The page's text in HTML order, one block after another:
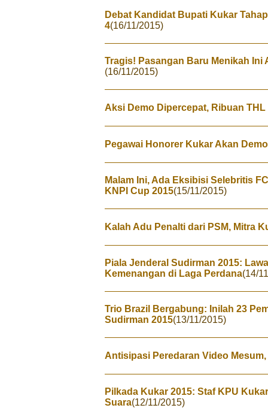
Debat Kandidat Bupati Kukar
4(16/11/2015)
Tragis! Pasangan Baru Menikah Ini
(16/11/2015)
Aksi Demo Dipercepat, Ribuan
Pegawai Honorer Kukar Akan
Malam Ini, Ada Eksibisi Selebritis
KNPI Cup 2015(15/11/2015)
Kalah Adu Penalti dari PSM, Mitra
Piala Jenderal Sudirman 2015:
Kemenangan di Laga Perdana(14/
Trio Brazil Bergabung: Inilah 23
Sudirman 2015(13/11/2015)
Antisipasi Peredaran Video
Pilkada Kukar 2015: Staf KPU
Suara(12/11/2015)